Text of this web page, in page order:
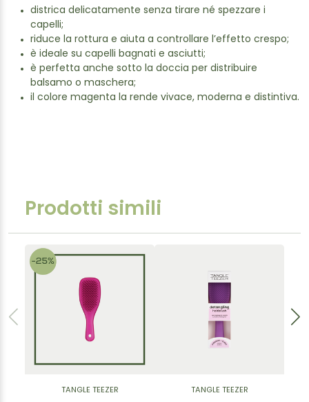
districa delicatamente senza tirare né spezzare i
capelli;
riduce la rottura e aiuta a controllare l’effetto crespo;
è ideale su capelli bagnati e asciutti;
è perfetta anche sotto la doccia per distribuire
balsamo o maschera;
il colore magenta la rende vivace, moderna e distintiva.
Prodotti simili
TANGLE TEEZER TANGLE TEEZER